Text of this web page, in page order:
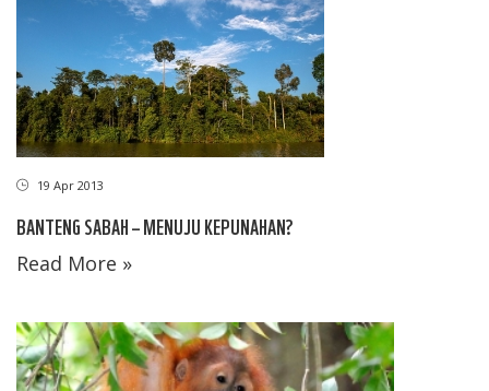
19 Apr 2013
BANTENG SABAH – MENUJU KEPUNAHAN?
Read More »